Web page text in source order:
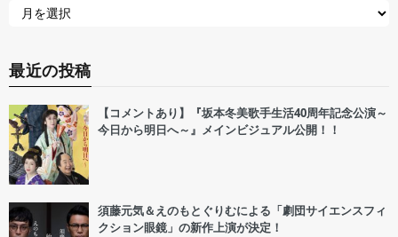
最近の投稿
【コメントあり】『坂本冬美歌手生活40周年記念公演～
今日から明日へ～』メインビジュアル公開！！
須藤元気＆えのもとぐりむによる「劇団サイエンスフィ
クション眼鏡」の新作上演が決定！